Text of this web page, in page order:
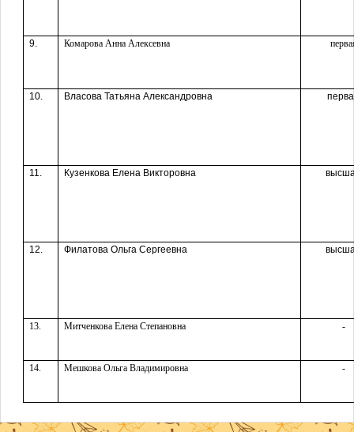
9. Комарова Анна Алексевна
10. Власова Татьяна Александровна
11. Кузенкова Елена Викторовна
12. Филатова Ольга Сергеевна
13. Митченкова Елена Степановна -
14. Мешкова Ольга Владимировна -